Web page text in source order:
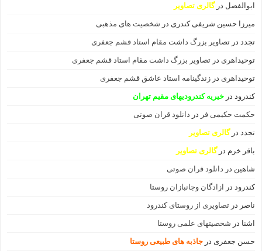
ابوالفضل درگالری تصاویر
میرزا حسین شریفی کندری در شخصیت های مذهبی
تجدد درتصاویر بزرگ داشت مقام استاد قشم جعفری
توحیداهری درتصاویر بزرگ داشت مقام استاد قشم جعفری
توحیداهری درزندگینامه استاد عاشق قشم جعفری
کندرود درخیریه کندرودیهای مقیم تهران
حکمت حکیمی فر در دانلود قران صوتی
تجدد درگالری تصاویر
باقر خرم درگالری تصاویر
شاهین در دانلود قران صوتی
کندرود در ازادگان وجانبازان روستا
ناصر درتصاویری از روستای کندرود
اشنا در شخصیتهای علمی روستا
حسن جعفری درجاذبه های طبیعی روستا